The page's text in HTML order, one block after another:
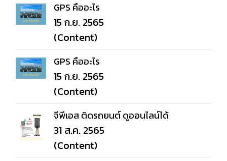
GPS คืออะไร
15 ก.ย. 2565
(Content)
GPS คืออะไร
15 ก.ย. 2565
(Content)
จีพีเอส ติดรถยนต์ ดูออนไลน์ได้
31 ส.ค. 2565
(Content)